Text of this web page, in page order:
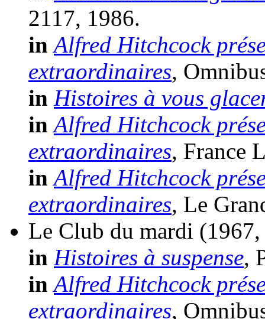
2117, 1986.
in Alfred Hitchcock
extraordinaires,
in Histoires à vous
in Alfred Hitchcock
extraordinaires, France
in Alfred Hitchcock
extraordinaires, Le
Le Club du mardi
in Histoires à suspense,
in Alfred Hitchcock
extraordinaires,